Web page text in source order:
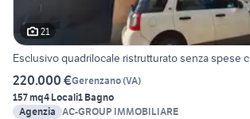
21
Esclusivo quadrilocale ristrutturato senza spese c
220.000 €Gerenzano(VA)
157 mq4 Locali1 Bagno
Agenzia AC-GROUP IMMOBILIARE